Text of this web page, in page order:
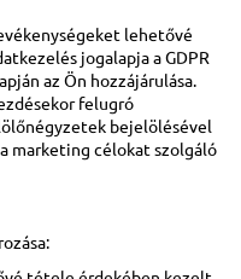
lehetővé
jogalapja a GDPR
az Ön hozzájárulása.
felugró
bejelölésével
marketing célokat szolgáló